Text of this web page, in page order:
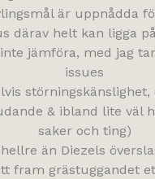
är uppnådda
därav helt kan ligga
jämföra, med jag
issues
& ibland lite väl
saker och ting)
än Diezels
fram grästuggandet